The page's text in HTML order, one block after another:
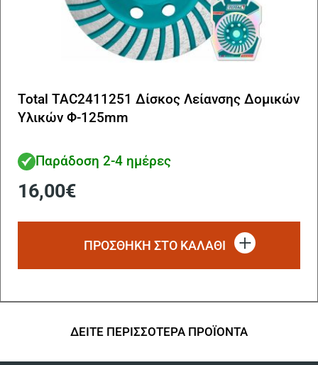
Total TAC2411251 Δίσκος Λείανσης Δομικών
Υλικών Φ-125mm
Παράδοση 2-4 ημέρες
16,00€
ΠΡΟΣΘΗΚΗ ΣΤΟ ΚΑΛΑΘΙ
ΔΕΙΤΕ ΠΕΡΙΣΣΟΤΕΡΑ ΠΡΟΪΟΝΤΑ